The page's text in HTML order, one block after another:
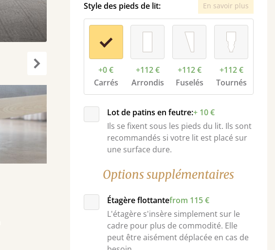
Style des pieds de lit: En savoir plus
+0 €
Carrés
+112 €
Arrondis
+112 €
Fuselés
+112 €
Tournés
Lot de patins en feutre:+ 10 €
Ils se fixent sous les pieds du lit. Ils sont
recommandés si votre lit est placé sur
une surface dure.
Options supplémentaires
Étagère flottantefrom 115 €
L'étagère s'insère simplement sur le
cadre pour plus de commodité. Elle
peut être aisément déplacée en cas de